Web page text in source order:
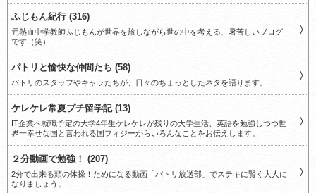
ふじもん紀行 (316)
元熱血中学教師ふじもんが世界を旅しながら世の中を考える、暑苦しいブログ
です（笑）
パトリと愉快な仲間たち (58)
パトリのスタッフやキャラたちが、日々のちょっとしたネタを語ります。
ケレケレ常夏プチ留学記 (13)
IT企業へ就職予定の大学4年生ケレケレが残りの大学生活、英語を勉強しつつ世
界一幸せな国と言われる国フィジーからいろんなことをお伝えします。
２分動画で勉強！ (207)
2分で出来る頭の体操！ためになる動画「パトリ放送部」でステキに賢く大人に
なりましょう。